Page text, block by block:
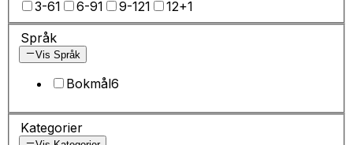
3-61 6-91 9-121 12+1
Språk
Vis Språk
Bokmål6
Kategorier